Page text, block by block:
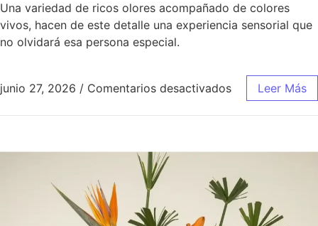
Una variedad de ricos olores acompañado de colores
vivos, hacen de este detalle una experiencia sensorial que
no olvidará esa persona especial.
junio 27, 2026 / Comentarios desactivados Leer Más